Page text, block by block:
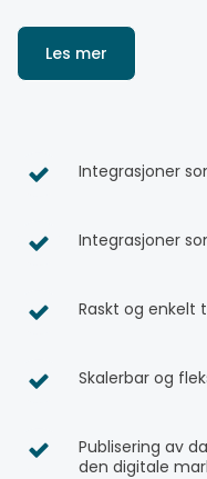
Les mer
Integrasjoner
Integrasjoner
Raskt og enkelt
Skalerbar og
Publisering av
den digitale